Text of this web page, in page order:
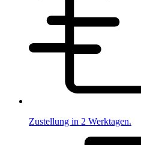
Zustellung in 2 Werktagen.